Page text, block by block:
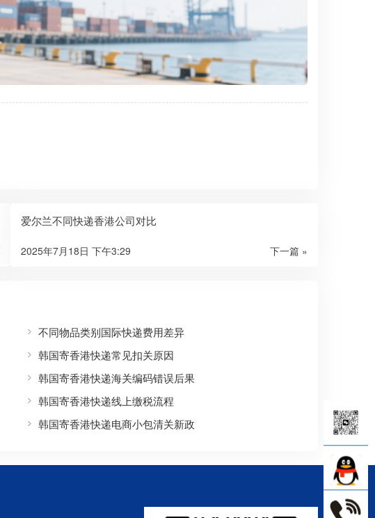
爱尔兰不同快递香港公司对比
下一篇 »
2025年7月18日 下午3:29
不同物品类别国际快递费用差异
韩国寄香港快递常见扣关原因
韩国寄香港快递海关编码错误后果
韩国寄香港快递线上缴税流程
韩国寄香港快递电商小包清关新政